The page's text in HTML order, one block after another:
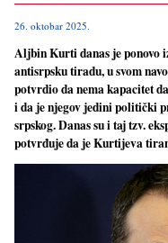
26. oktobar 2025.
Aljbin Kurti danas je ponovo
antisrpsku tiradu, u svom
potvrdio da nema kapacitet
i da je njegov jedini politički
srpskog. Danas su i taj tzv.
potvrđuje da je Kurtijeva